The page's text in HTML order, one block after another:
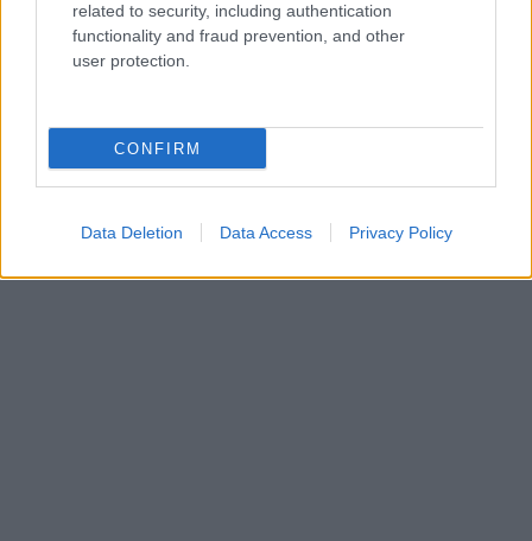
related to security, including authentication
functionality and fraud prevention, and other
user protection.
CONFIRM
Data Deletion Data Access Privacy Policy